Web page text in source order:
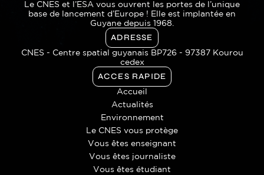
Le CNES et l’ESA vous ouvrent les portes de l’unique
base de lancement d’Europe ! Elle est implantée en
Guyane depuis 1968.
ADRESSE
CNES - Centre spatial guyanais BP726 - 97387 Kourou
cedex
ACCES RAPIDE
Accueil
Actualités
Environnement
Le CNES vous protège
Vous êtes enseignant
Vous êtes journaliste
Vous êtes étudiant